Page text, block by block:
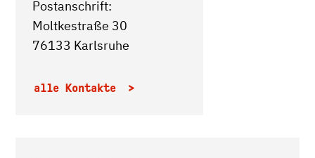
Postanschrift:
Moltkestraße 30
76133 Karlsruhe
alle Kontakte